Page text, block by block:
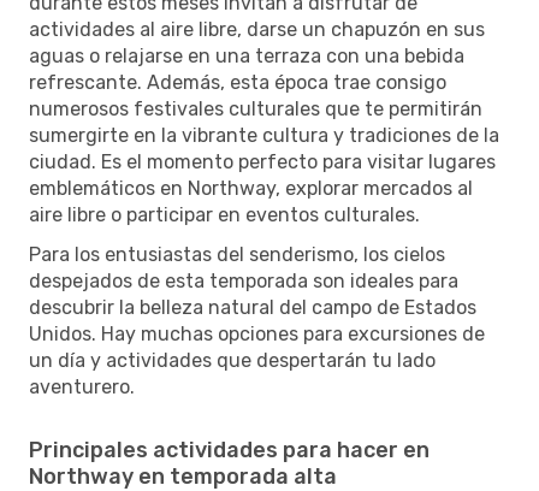
actividades al aire libre, darse un chapuzón en sus
aguas o relajarse en una terraza con una bebida
refrescante. Además, esta época trae consigo
numerosos festivales culturales que te permitirán
sumergirte en la vibrante cultura y tradiciones de la
ciudad. Es el momento perfecto para visitar lugares
emblemáticos en Northway, explorar mercados al
aire libre o participar en eventos culturales.
Para los entusiastas del senderismo, los cielos
despejados de esta temporada son ideales para
descubrir la belleza natural del campo de Estados
Unidos. Hay muchas opciones para excursiones de
un día y actividades que despertarán tu lado
aventurero.
Principales actividades para hacer en
Northway en temporada alta